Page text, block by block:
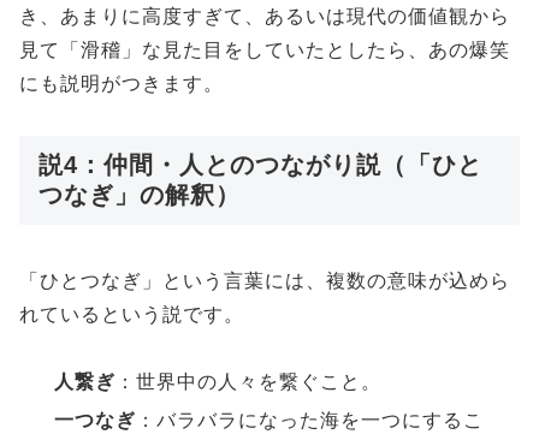
き、あまりに高度すぎて、あるいは現代の価値観から
見て「滑稽」な見た目をしていたとしたら、あの爆笑
にも説明がつきます。
説4：仲間・人とのつながり説（「ひと
つなぎ」の解釈）
「ひとつなぎ」という言葉には、複数の意味が込めら
れているという説です。
人繋ぎ ：世界中の人々を繋ぐこと。
一つなぎ ：バラバラになった海を一つにするこ